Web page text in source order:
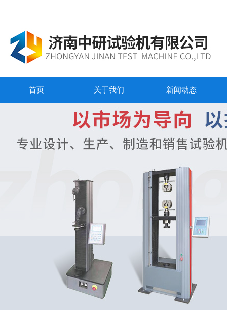
首页 关于我们 新闻动态